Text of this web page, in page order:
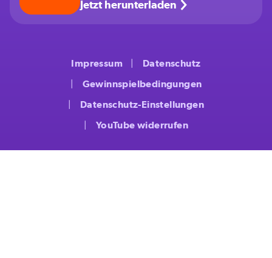
Jetzt herunterladen
Impressum
Datenschutz
Gewinnspielbedingungen
Datenschutz-Einstellungen
YouTube widerrufen